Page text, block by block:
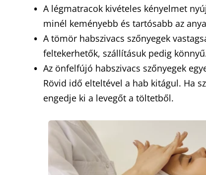
A légmatracok kivételes kényelmet
minél keményebb és tartósabb az
A tömör habszivacs szőnyegek
feltekerhetők, szállításuk pedig
Az önfelfújó habszivacs szőnyegek
Rövid idő elteltével a hab kitágul. Ha
engedje ki a levegőt a töltetből.